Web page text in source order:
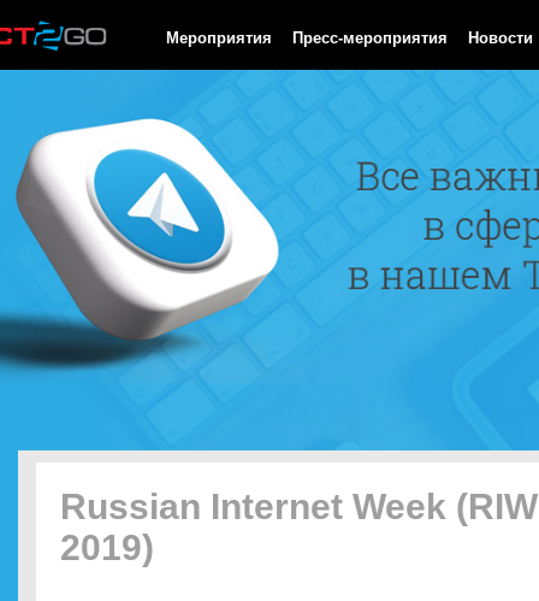
Мероприятия Пресс-мероприятия Новости
Russian Internet Week (RIW
2019)